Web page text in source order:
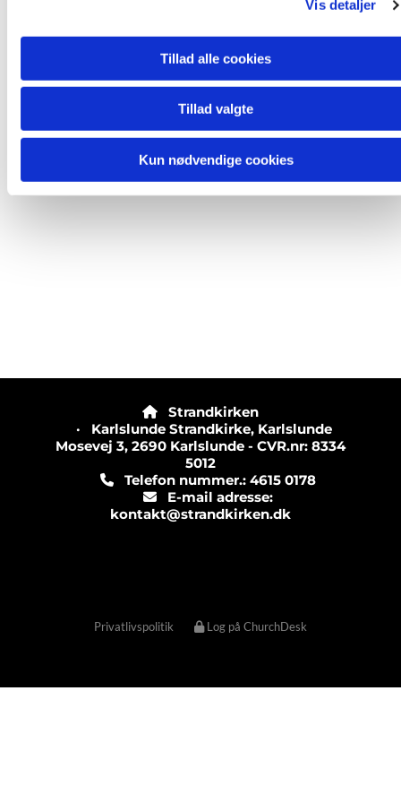
Vis detaljer
Tillad alle cookies
Tillad valgte
Kun nødvendige cookies

Strandkirken
· Karlslunde Strandkirke, Karlslunde
Mosevej 3, 2690 Karlslunde - CVR.nr: 8334
5012
Telefon nummer.: 4615 0178
E-mail adresse:
kontakt@strandkirken.dk
Privatlivspolitik Log på ChurchDesk